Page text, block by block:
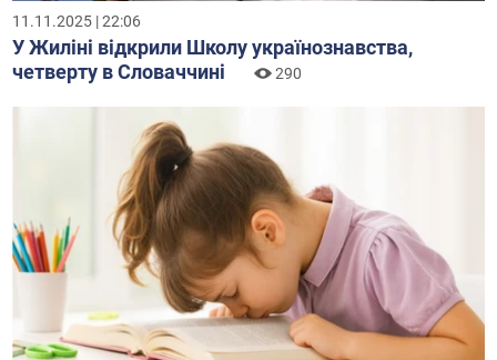
11.11.2025 | 22:06
У Жиліні відкрили Школу українознавства,
четверту в Словаччині
290